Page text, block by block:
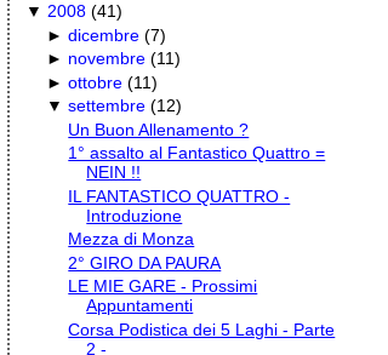
▼ 2008 (41)
►dicembre (7)
► novembre (11)
►ottobre (11)
▼settembre (12)
Un Buon Allenamento ?
1° assalto al Fantastico Quattro =
NEIN !!
IL FANTASTICO QUATTRO -
Introduzione
Mezza di Monza
2° GIRO DA PAURA
LE MIE GARE - Prossimi
Appuntamenti
Corsa Podistica dei 5 Laghi - Parte
2 -